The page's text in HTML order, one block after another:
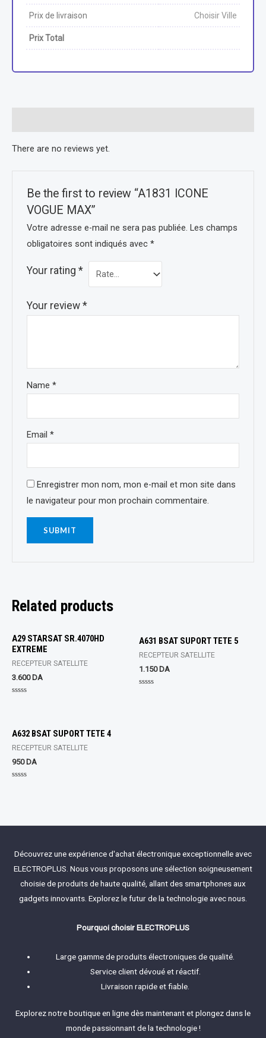
Prix de livraison Choisir Ville
Prix Total
There are no reviews yet.
Be the first to review “A1831 ICONE
VOGUE MAX”
Votre adresse e-mail ne sera pas publiée. Les champs
obligatoires sont indiqués avec*
Your rating*
Your review*
Name*
Email*
Enregistrer mon nom, mon e-mail et mon site dans
le navigateur pour mon prochain commentaire.
Related products
A29 STARSAT SR.4070HD
EXTREME
RECEPTEUR SATELLITE
3.600DA
5
A631 BSAT SUPORT TETE 5
RECEPTEUR SATELLITE
1.150DA
A632 BSAT SUPORT TETE 4
RECEPTEUR SATELLITE
950DA
Découvrez une expérience d'achat électronique exceptionnelle avec
ELECTROPLUS. Nous vous proposons une sélection soigneusement
choisie de produits de haute qualité, allant des smartphones aux
gadgets innovants. Explorez le futur de la technologie avec nous.
Pourquoi choisir ELECTROPLUS
Large gamme de produits électroniques de qualité.
Service client dévoué et réactif.
Livraison rapide et fiable.
Explorez notre boutique en ligne dès maintenant et plongez dans le
monde passionnant de la technologie !